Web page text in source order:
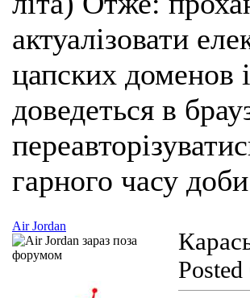
актуалізовати
цапских доменов
доведеться в
гарного часу
Air Jordan